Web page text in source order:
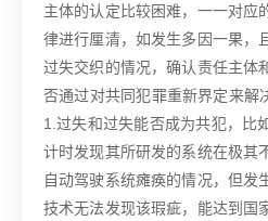
主体的认定比较困难，一一对应
律进行厘清，如发生多因一果，
过失交织的情况，确认责任主体
否通过对共同犯罪重新界定来解
1.过失和过失能否成为共犯，比
计时发现其所研发的系统在极其
自动驾驶系统瘫痪的情况，但发
技术无法发现该瑕疵，能达到国